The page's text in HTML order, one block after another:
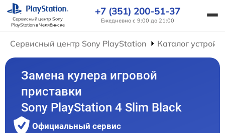
Сервисный центр Sony
PlayStationв Челябинске
+7 (351) 200-51-37
Ежедневно с 9:00 до 21:00
Сервисный центр Sony PlayStation Каталог
Замена кулера игровой
приставки
Sony PlayStation 4 Slim Black
Официальный сервис